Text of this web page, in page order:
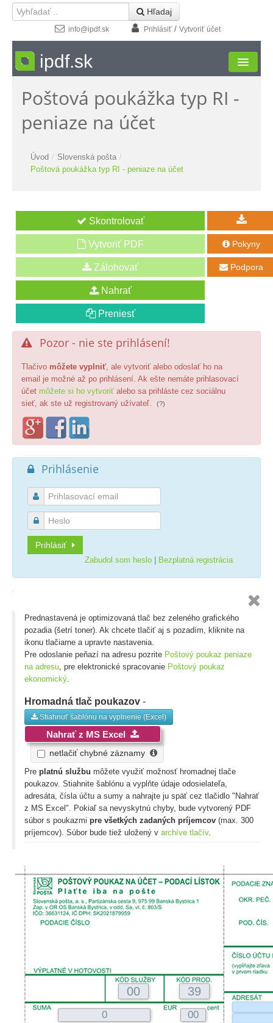
 Hľadaj
info@ipdf.sk Prihlásiť/ Vytvoriť účet
ipdf.sk
Formuláre
Moja zóna
Návody
Poštová poukážka typ RI -
peniaze na účet
Úvod / Slovenská pošta /
Poštová poukážka typ RI - peniaze na účet
Vytvoriť PDF  Pokyny
 Podpora
 Pozor - nie ste prihlásení!
Tlačivo môžete vyplniť, ale vytvoriť alebo odoslať ho na
email je možné až po prihlásení. Ak ešte nemáte prihlasovací
účet môžete si ho vytvoriť alebo sa prihláste cez sociálnu
sieť, ak ste už registrovaný užívateľ.
(?)
 Prihlásenie


Prihlásiť
Zabudol som heslo Bezplatná registrácia

Prednastavená je optimizovaná tlač bez zeleného grafického
pozadia (šetrí toner). Ak chcete tlačiť aj s pozadím, kliknite na
ikonu tlačiarne a upravte nastavenia.
Pre odoslanie peňazí na adresu pozrite Poštový poukaz peniaze
na adresu, pre elektronické spracovanie Poštový poukaz
ekonomický.
Hromadná tlač poukazov -
Stiahnuť šablónu na vyplnenie (Excel)
Nahrať z MS Excel
netlačiť chybné záznamy
Pre platnú službu môžete využiť možnosť hromadnej tlače
poukazov. Stiahnite šablónu a vyplňte údaje odosielateľa,
adresáta, čísla účtu a sumy a nahrajte ju späť cez tlačidlo "Nahrať
z MS Excel". Pokiaľ sa nevyskytnú chyby, bude vytvorený PDF
súbor s poukazmi pre všetkých zadaných príjemcov (max. 300
príjemcov). Súbor bude tiež uložený v archíve tlačív.